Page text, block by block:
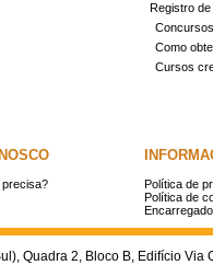
Registro
Concursos
Como
Cursos
Política de
Política de
Quadra 2, Bloco B, Edifício